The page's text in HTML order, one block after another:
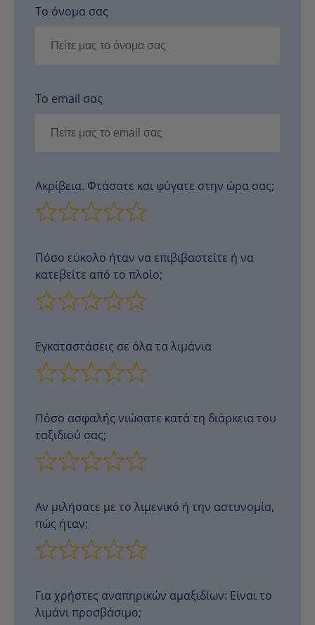
Το όνομα σας
Το email σας
Ακρίβεια. Φτάσατε και φύγατε στην ώρα σας;
Πόσο εύκολο ήταν να επιβιβαστείτε ή να
κατεβείτε από το πλοίο;
Εγκαταστάσεις σε όλα τα λιμάνια
Πόσο ασφαλής νιώσατε κατά τη διάρκεια του
ταξιδιού σας;
Αν μιλήσατε με το λιμενικό ή την αστυνομία,
πώς ήταν;
Για χρήστες αναπηρικών αμαξιδίων: Είναι το
λιμάνι προσβάσιμο;